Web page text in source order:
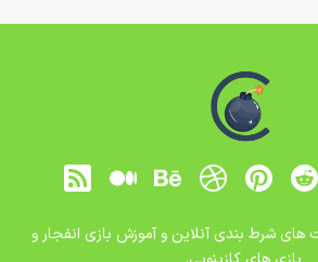
های شرط بندی آنلاین و آموزش بازی انفجار و